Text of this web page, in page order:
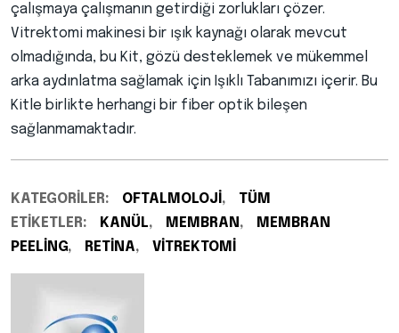
çalışmaya çalışmanın getirdiği zorlukları çözer.
Vitrektomi makinesi bir ışık kaynağı olarak mevcut
olmadığında, bu Kit, gözü desteklemek ve mükemmel
arka aydınlatma sağlamak için Işıklı Tabanımızı içerir. Bu
Kitle birlikte herhangi bir fiber optik bileşen
sağlanmamaktadır.
KATEGORILER: OFTALMOLOJI ,
TÜM
ETIKETLER:
KANÜL, MEMBRAN ,
MEMBRAN
PEELING, RETINA, VITREKTOMI